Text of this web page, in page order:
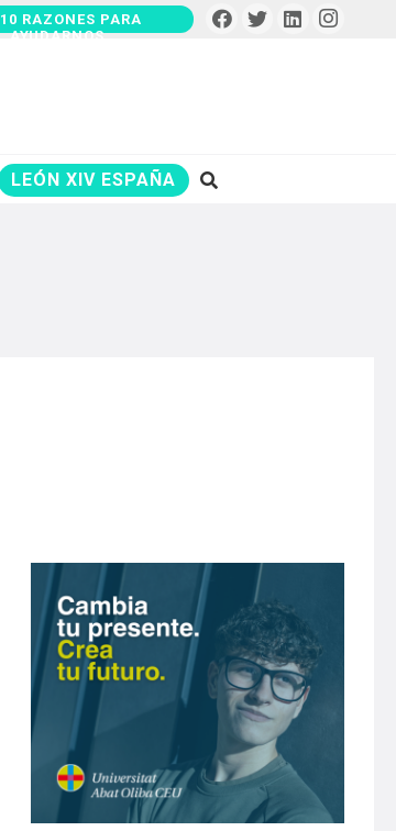
10 RAZONES PARA
AYUDARNOS
LEÓN XIV ESPAÑA